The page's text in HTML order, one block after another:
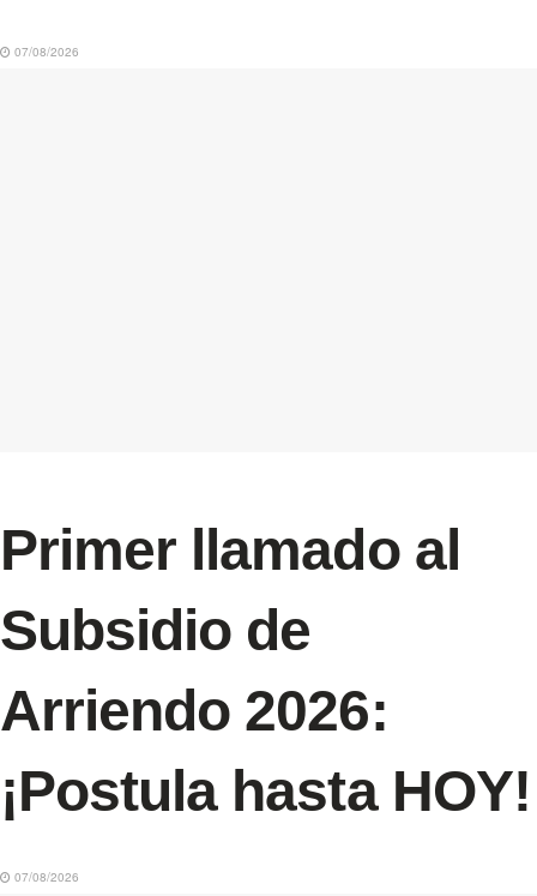
07/08/2026
Primer llamado al
Subsidio de
Arriendo 2026:
¡Postula hasta HOY!
07/08/2026